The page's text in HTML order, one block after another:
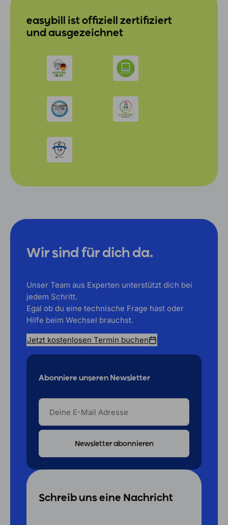
easybill ist offiziell zertifiziert
und ausgezeichnet
Wir sind für dich da.
Unser Team aus Experten unterstützt dich bei
jedem Schritt.
Egal ob du eine technische Frage hast oder
Hilfe beim Wechsel brauchst.
Jetzt kostenlosen Termin buchen
Abonniere unseren Newsletter
DEINE
MAIL
ADRESSE
Schreib uns eine Nachricht